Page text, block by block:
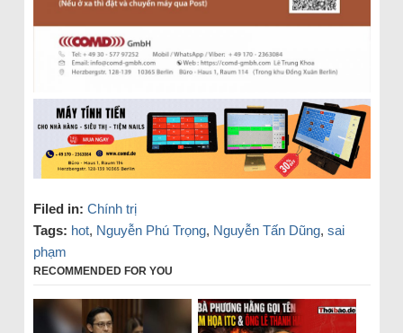
Filed in: Chính trị
Tags: hot, Nguyễn Phú Trọng, Nguyễn Tấn Dũng, sai
phạm
RECOMMENDED FOR YOU